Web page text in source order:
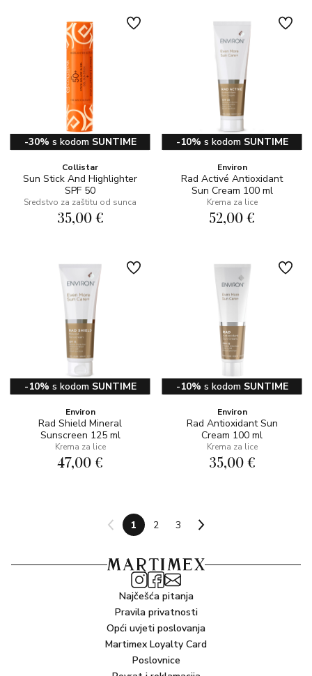
-30% s kodom SUNTIME
Collistar
Sun Stick And Highlighter
SPF 50
Sredstvo za zaštitu od sunca
35,00 €
-10% s kodom SUNTIME
Environ
Rad Activé Antioxidant
Sun Cream 100 ml
Krema za lice
52,00 €
-10% s kodom SUNTIME
Environ
Rad Shield Mineral
Sunscreen 125 ml
Krema za lice
47,00 €
-10% s kodom SUNTIME
Environ
Rad Antioxidant Sun
Cream 100 ml
Krema za lice
35,00 €
1 2 3
Najčešća pitanja
Pravila privatnosti
Opći uvjeti poslovanja
Martimex Loyalty Card
Poslovnice